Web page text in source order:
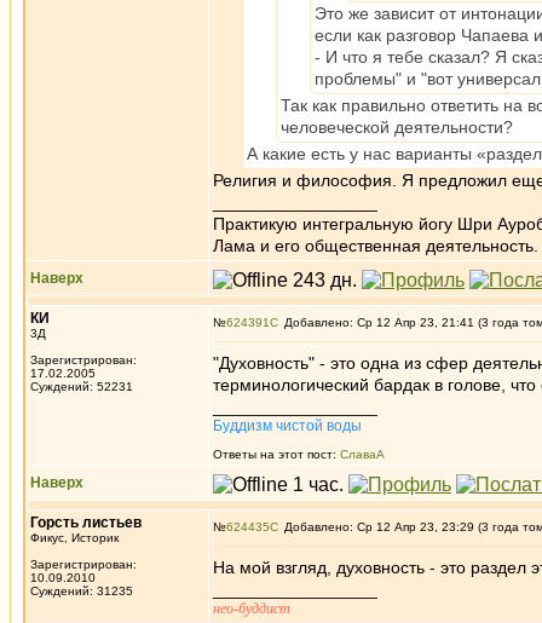
Это же зависит от
если как разговор Чапаева
- И что я тебе сказал? Я
проблемы" и "вот
Так как правильно ответить на
человеческой деятельности?
А какие есть у нас варианты
Религия и философия. Я предложил
Практикую интегральную йогу Шри
Лама и его общественная деятельность.
Наверх
КИ
3Д
Зарегистрирован:
17.02.2005
Суждений: 52231
№624391 Добавлено: Ср 12 Апр 23, 21:41 (3 года
"Духовность" - это одна из сфер
терминологический бардак в голове,
Буддизм чистой воды
Ответы на этот пост: СлаваА
Наверх
Горсть листьев
Фикус, Историк
Зарегистрирован:
10.09.2010
Суждений: 31235
№624435 Добавлено: Ср 12 Апр 23, 23:29 (3 года
На мой взгляд, духовность - это раздел
нео-буддист